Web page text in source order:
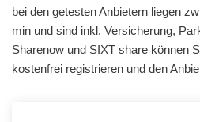
bei den getesten Anbietern liegen
min und sind inkl. Versicherung,
Sharenow und SIXT share können
kostenfrei registrieren und den